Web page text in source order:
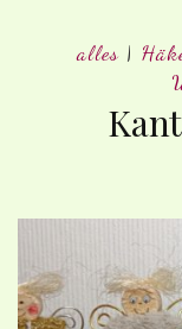
alles|